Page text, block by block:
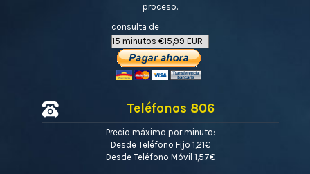
proceso.
consulta de
Teléfonos 806
Precio máximo por minuto:
Desde Teléfono Fijo 1,21€
Desde Teléfono Móvil 1,57€